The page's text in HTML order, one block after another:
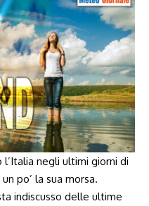
negli ultimi giorni di
po’ la sua morsa.
indiscusso delle ultime